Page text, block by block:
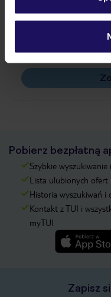
Jak zmienić
Na jakiej podstawie i
pokładowe/bilety
Pobierz bezpłatną
Szybkie
Lista ulubionych ofert
Historia wyszukiwań i
Kontakt z TUI i
myTUI
Zapisz